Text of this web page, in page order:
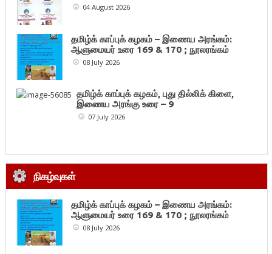
04 August 2026
தமிழ்க் காப்புக் கழகம் – இணைய அரங்கம்:
ஆளுமையர் உரை 169 & 170 ; நூலரங்கம்
08 July 2026
தமிழ்க் காப்புக் கழகம், புது தில்லிக் கிளை,
இணைய அரங்கு உரை – 9
07 July 2026
நிகழ்வுகள்
தமிழ்க் காப்புக் கழகம் – இணைய அரங்கம்:
ஆளுமையர் உரை 169 & 170 ; நூலரங்கம்
08 July 2026